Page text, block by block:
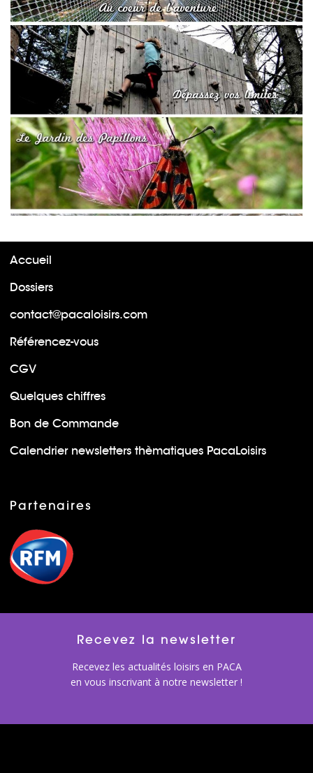
Accueil
Dossiers
contact@pacaloisirs.com
Référencez-vous
CGV
Quelques chiffres
Bon de Commande
Calendrier newsletters thèmatiques PacaLoisirs
Partenaires
Recevez la newsletter
Recevez les actualités loisirs en PACA
en vous inscrivant à notre newsletter !